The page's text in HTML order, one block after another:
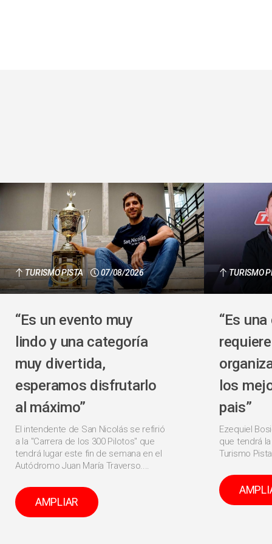
TURISMO PISTA 07/08/2026
“Es un evento muy
lindo y una categoría
muy divertida,
esperamos disfrutarlo
al máximo”
El intendente de San Nicolás se refirió
a la "Carrera de los 300 Pilotos" que
tendrá lugar este fin de semana en el
Autódromo Juan María Traverso....
AMPLIAR
TURISMO
“Es
los
pais”
Ezequiel
que tendrá
Turismo